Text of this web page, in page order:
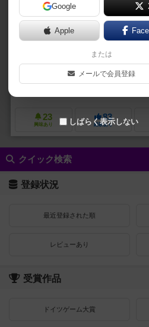
機械を置いたら、インプットとアウト
痛快、生産ライン構築パズル。
工場に部品をレイアウトして、生産
変換装置を設置したら、パイプでイン
ト（加工品）をつなぎ、ライン完成だ
コルネ・ファン・モーセル（Corne
カリム・シャクルン（Karim
23
興味あり
83
経験あり
クイック検索
登録状況
最近登録された順
レビューあり
受賞作品
ドイツゲーム大賞
Google
Apple
または
メールで会員登録
しばらく表示しない